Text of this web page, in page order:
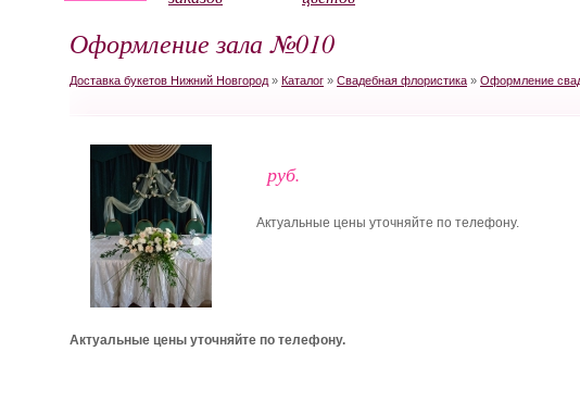
Оформление зала №010
Доставка букетов Нижний Новгород » Каталог » Свадебная флористика » Оформление
руб.
Актуальные цены уточняйте по телефону.
Актуальные цены уточняйте по телефону.